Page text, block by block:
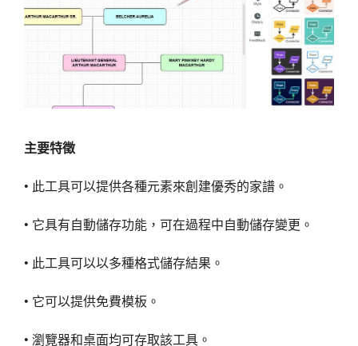
主要特徵
• 此工具可以提供各種元素來創建優秀的家譜。
• 它具有自動儲存功能，可在過程中自動儲存變更。
• 此工具可以以多種格式儲存結果。
• 它可以提供免費模板。
• 瀏覽器和桌面均可存取該工具。